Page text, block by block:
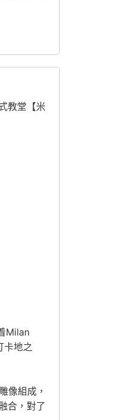
教堂【米
Milan
卡地之
像組成，
合，對了